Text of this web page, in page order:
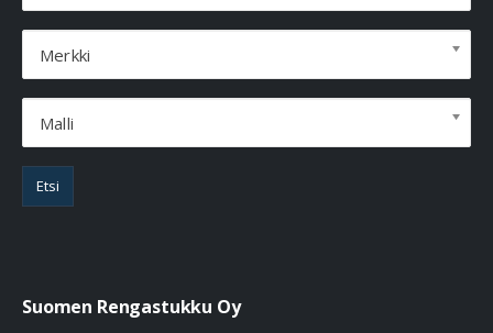
Merkki
Malli
Etsi
Suomen Rengastukku Oy